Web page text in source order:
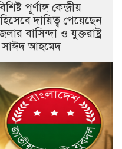
পূর্ণাঙ্গ কেন্দ্রীয়
দায়িত্ব পেয়েছেন
বাসিন্দা ও যুক্তরাষ্ট্র
সাঈদ আহমেদ